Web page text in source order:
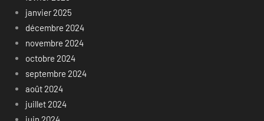
janvier 2025
décembre 2024
novembre 2024
octobre 2024
septembre 2024
août 2024
juillet 2024